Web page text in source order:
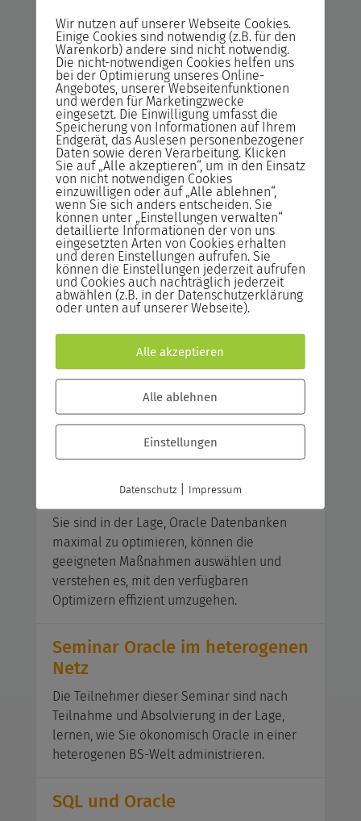
Oracle SQL und Oracle PL/SQL
In diesem Seminar lernen Sie die Vorteile
von PL/SQL wie z.B. Schleifen und
Bedingungen, zur Verfügung, wodurch Ihnen
die Umsetzung intelligenterer Lösungen
ermöglicht wird. Sie sind außerdem mit den
Grundlagen des relationalen Datenbank-
Designs und den erweiterten Möglichkeiten
der SQL-Sprache vertraut. Dazu gehören
Konvertierungsfunktionen, Unterabfragen
und Zeitangaben.
Oracle SQL und PL/SQL-
Neuerung in Version 12c
Nach Abschluss dieser Seminar haben die
Teilnehmer einen guten Überblick über die
Neuheiten und Verbesserung der Version
12c. Eigenen Projekten steht nun nichts mehr
im Weg.
Administratoren
Sie sind in der Lage, Oracle Datenbanken
maximal zu optimieren, können die
geeigneten Maßnahmen auswählen und
verstehen es, mit den verfügbaren
Optimizern effizient umzugehen.
Seminar Oracle im heterogenen
Netz
Die Teilnehmer dieser Seminar sind nach
Teilnahme und Absolvierung in der Lage,
lernen, wie Sie ökonomisch Oracle in einer
heterogenen BS-Welt administrieren.
SQL und Oracle
Wir nutzen auf unserer Webseite Cookies.
Einige Cookies sind notwendig (z.B. für den
Warenkorb) andere sind nicht notwendig.
Die nicht-notwendigen Cookies helfen uns
bei der Optimierung unseres Online-
Angebotes, unserer Webseitenfunktionen
und werden für Marketingzwecke
eingesetzt. Die Einwilligung umfasst die
Speicherung von Informationen auf Ihrem
Endgerät, das Auslesen personenbezogener
Daten sowie deren Verarbeitung. Klicken
Sie auf „Alle akzeptieren“, um in den Einsatz
von nicht notwendigen Cookies
einzuwilligen oder auf „Alle ablehnen“,
wenn Sie sich anders entscheiden. Sie
können unter „Einstellungen verwalten“
detaillierte Informationen der von uns
eingesetzten Arten von Cookies erhalten
und deren Einstellungen aufrufen. Sie
können die Einstellungen jederzeit aufrufen
und Cookies auch nachträglich jederzeit
abwählen (z.B. in der Datenschutzerklärung
oder unten auf unserer Webseite).
Alle akzeptieren
Alle ablehnen
Einstellungen
Datenschutz| Impressum